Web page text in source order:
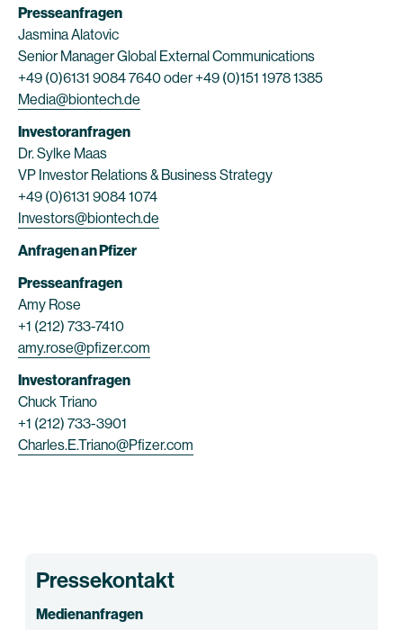
Presseanfragen
Jasmina Alatovic
Senior Manager Global External Communications
+49 (0)6131 9084 7640 oder +49 (0)151 1978 1385
Media@biontech.de
Investoranfragen
Dr. Sylke Maas
VP Investor Relations & Business Strategy
+49 (0)6131 9084 1074
Investors@biontech.de
Anfragen an Pfizer
Presseanfragen
Amy Rose
+1 (212) 733-7410
amy.rose@pfizer.com
Investoranfragen
Chuck Triano
+1 (212) 733-3901
Charles.E.Triano@Pfizer.com
Pressekontakt
Medienanfragen